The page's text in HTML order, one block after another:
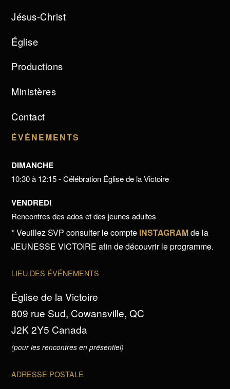
Jésus-Christ
Église
Productions
Ministères
Contact
ÉVÉNEMENTS
DIMANCHE
10:30 à 12:15 - Célébration Église de la Victoire
VENDREDI
Rencontres des ados et des jeunes adultes
* Veuillez SVP consulter le compte INSTAGRAMde la
JEUNESSE VICTOIRE afin de découvrir le programme.
LIEU DES ÉVÉNEMENTS
Église de la Victoire
809 rue Sud, Cowansville, QC
J2K 2Y5 Canada
(pour les rencontres en présentiel)
ADRESSE POSTALE